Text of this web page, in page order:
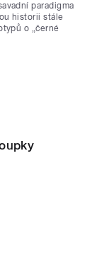
paradigma
historii stále
o „černé